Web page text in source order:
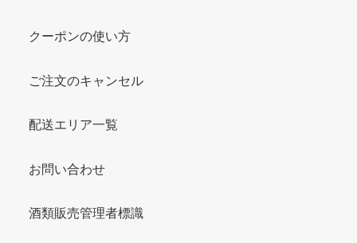
クーポンの使い方
ご注文のキャンセル
配送エリア一覧
お問い合わせ
酒類販売管理者標識